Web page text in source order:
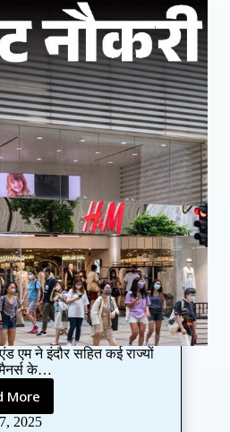
i
t
s
6
7
6
o
s
t
s
;
A
p
p
l
i
c
a
t
i
o
n
एम ने इंदौर सहित कई राज्यों
के…
More
H
&2025